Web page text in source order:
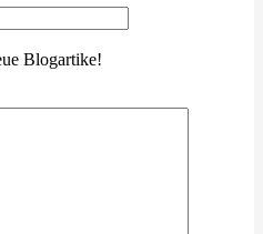
Blogartike!